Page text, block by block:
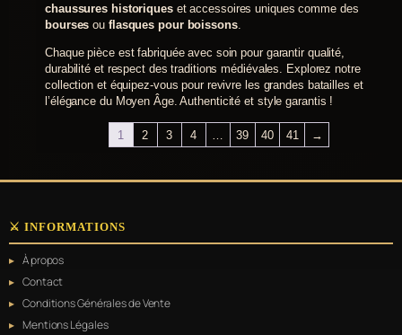
chaussures historiqueset accessoires uniques comme des
bourses ou flasques pour boissons.
Chaque pièce est fabriquée avec soin pour garantir qualité,
durabilité et respect des traditions médiévales. Explorez notre
collection et équipez-vous pour revivre les grandes batailles et
l’élégance du Moyen Âge. Authenticité et style garantis !
1 2 3 4 39 40 41 →
⚔️ INFORMATIONS
À propos
Contact
Conditions Générales de Vente
Mentions Légales